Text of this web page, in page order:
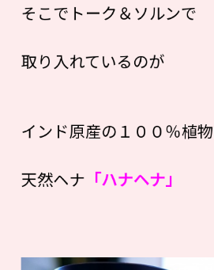
そこでトーク＆ソルンで
取り入れているのが
インド原産の１００％植
天然ヘナ 「ハナヘナ」